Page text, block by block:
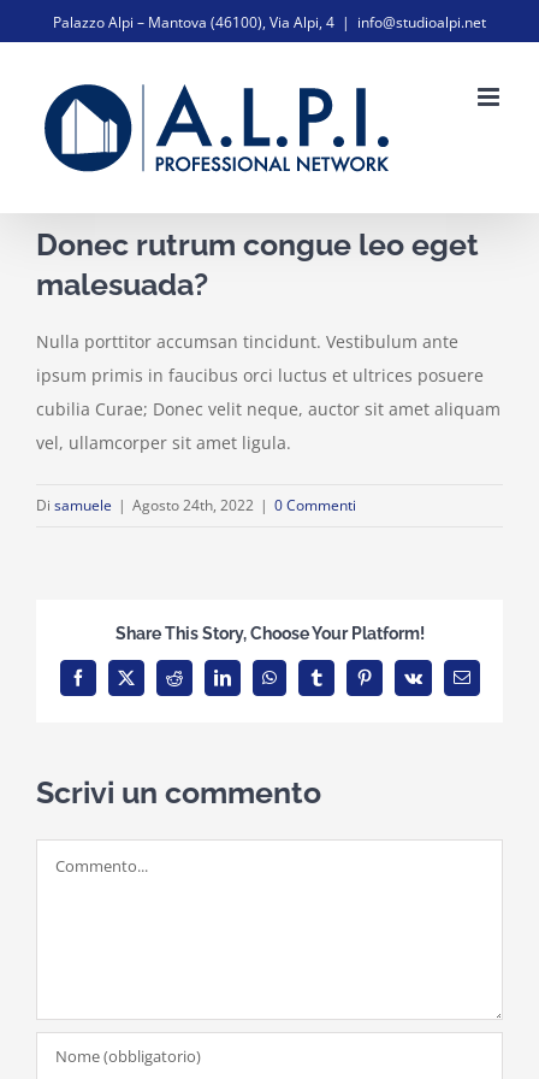
al
contenuto
Palazzo Alpi – Mantova (46100), Via Alpi, 4 | info@studioalpi.net
Donec rutrum congue leo eget
malesuada?
Nulla porttitor accumsan tincidunt. Vestibulum ante
ipsum primis in faucibus orci luctus et ultrices posuere
cubilia Curae; Donec velit neque, auctor sit amet aliquam
vel, ullamcorper sit amet ligula.
Di samuele | Agosto 24th, 2022 | 0 Commenti
Share This Story, Choose Your Platform!
Facebook
X Reddit LinkedInWhatsAppTumblrPinterest
Vk Email
Scrivi un commento